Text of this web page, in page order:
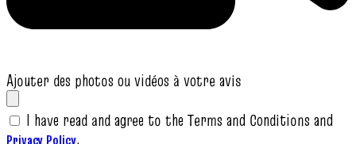
Ajouter des photos ou vidéos à votre avis
I have read and agree to the Terms and Conditions and
Privacy Policy.